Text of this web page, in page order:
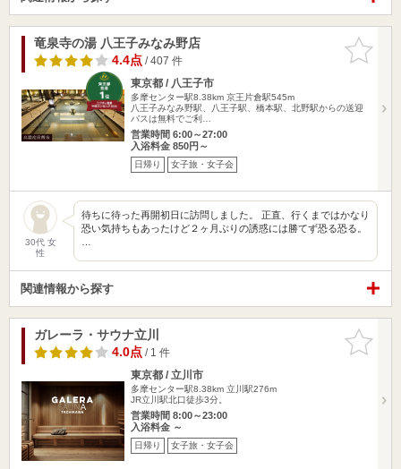
お気に入
りに追加
竜泉寺の湯 八王子みなみ野店
4.4点/ 407 件
東京都 / 八王子市
多摩センター駅8.38km 京王片倉駅545m
八王子みなみ野駅、八王子駅、橋本駅、北野駅からの送迎
バスは無料でご利…
営業時間 6:00～27:00
入浴料金 850円～
日帰り 女子旅・女子会
30代 女
性
待ちに待った再開初日に訪問しました。 正直、行くまではかなり
恐い気持ちもあったけど２ヶ月ぶりの誘惑には勝てず恐る恐る。
関連情報から探す
お気に入
りに追加
ガレーラ・サウナ立川
4.0点/ 1 件
東京都 / 立川市
多摩センター駅8.38km 立川駅276m
JR立川駅北口徒歩3分。
営業時間 8:00～23:00
入浴料金 ～
日帰り 女子旅・女子会